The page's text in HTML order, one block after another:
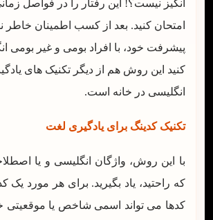
انگیز نیست؟! این رفتار را در فواصل
امتحان کنید. بعد از کسب اطمینان خاطر
پیشرفت خود، با افراد بومی و غیر بومی
کنید این روش هم از دیگر تکنیک های
انگلیسی در خانه است.
تکنیک کدینگ برای یادگیری لغت
با این روش، واژگان انگلیسی و یا
که راحتید، یاد بگیرید. برای هر مورد یک
کدها می تواند اسمی شاخص یا